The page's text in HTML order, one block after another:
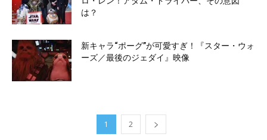
は？
新キャラ“ポーグ”が可愛すぎ！『スター・ウォ
ーズ／最後のジェダイ』映像
1 2